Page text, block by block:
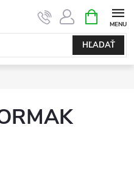
HĽADAŤ
KOŠÍK